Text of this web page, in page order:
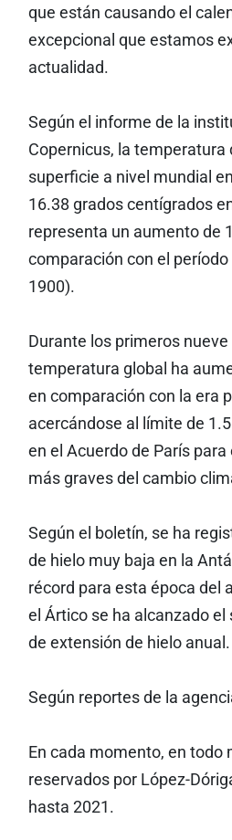
que están causando el
excepcional que estamos
actualidad.
Según el informe de la
Copernicus, la temperatura
superficie a nivel mundial
16.38 grados centígrados
representa un aumento de
comparación con el
1900).
Durante los primeros
temperatura global ha
en comparación con la era
acercándose al límite de
en el Acuerdo de París
más graves del cambio
Según el boletín, se ha
de hielo muy baja en la
récord para esta época del
el Ártico se ha alcanzado
de extensión de hielo anual.
Según reportes de la
En cada momento, en todo
reservados por López-
hasta 2021.